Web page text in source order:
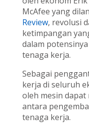
McAfee yang
Review, revolusi
ketimpangan
dalam
tenaga kerja.
Sebagai
kerja di seluruh
oleh mesin
antara
tenaga kerja.